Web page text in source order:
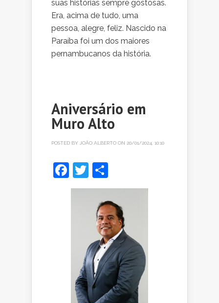
suas histórias sempre gostosas.
Era, acima de tudo, uma
pessoa, alegre, feliz. Nascido na
Paraíba foi um dos maiores
pernambucanos da história.
Aniversário em
Muro Alto
POSTED BY JOÃO ALBERTO ON 20/01/2024, 10:10
Facebook
Twitter